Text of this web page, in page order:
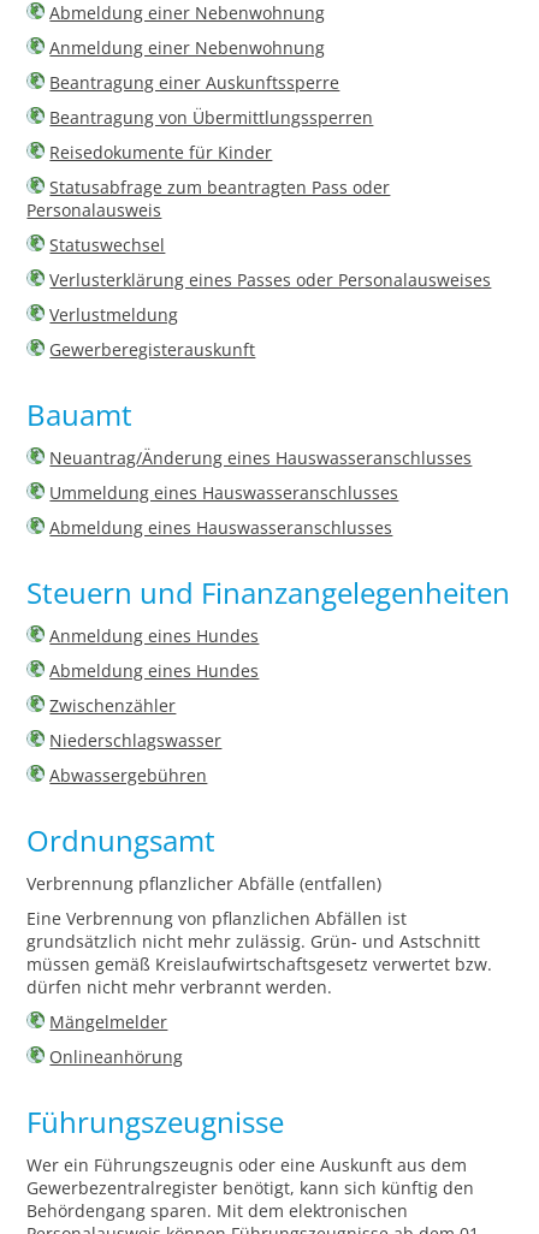
Abmeldung einer Nebenwohnung
Anmeldung einer Nebenwohnung
Beantragung einer Auskunftssperre
Beantragung von Übermittlungssperren
Reisedokumente für Kinder
Statusabfrage zum beantragten Pass oder
Personalausweis
Statuswechsel
Verlusterklärung eines Passes oder Personalausweises
Verlustmeldung
Gewerberegisterauskunft
Bauamt
Neuantrag/Änderung eines Hauswasseranschlusses
Ummeldung eines Hauswasseranschlusses
Abmeldung eines Hauswasseranschlusses
Steuern und Finanzangelegenheiten
Anmeldung eines Hundes
Abmeldung eines Hundes
Zwischenzähler
Niederschlagswasser
Abwassergebühren
Ordnungsamt
Verbrennung pflanzlicher Abfälle (entfallen)
Eine Verbrennung von pflanzlichen Abfällen ist
grundsätzlich nicht mehr zulässig. Grün- und Astschnitt
müssen gemäß Kreislaufwirtschaftsgesetz verwertet bzw.
dürfen nicht mehr verbrannt werden.
Mängelmelder
Onlineanhörung
Führungszeugnisse
Wer ein Führungszeugnis oder eine Auskunft aus dem
Gewerbezentralregister benötigt, kann sich künftig den
Behördengang sparen. Mit dem elektronischen